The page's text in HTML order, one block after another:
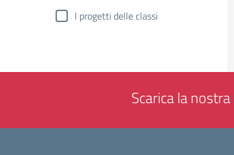
I progetti delle classi
Scarica la